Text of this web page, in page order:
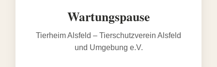
Wartungspause
Tierheim Alsfeld – Tierschutzverein Alsfeld
und Umgebung e.V.